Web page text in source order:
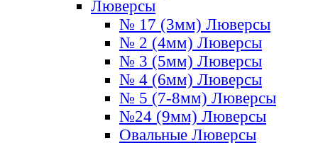
Люверсы
№ 17 (3мм) Люверсы
№ 2 (4мм) Люверсы
№ 3 (5мм) Люверсы
№ 4 (6мм) Люверсы
№ 5 (7-8мм) Люверсы
№24 (9мм) Люверсы
Овальные Люверсы